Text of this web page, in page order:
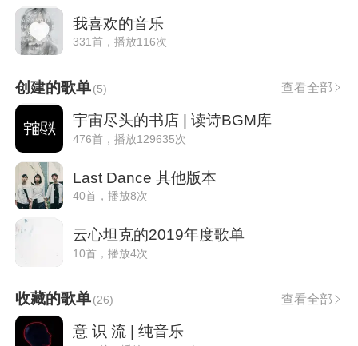
我喜欢的音乐
331首，播放116次
创建的歌单(5) 查看全部
宇宙尽头的书店 | 读诗BGM库
476首，播放129635次
Last Dance 其他版本
40首，播放8次
云心坦克的2019年度歌单
10首，播放4次
收藏的歌单(26) 查看全部
意 识 流 | 纯音乐